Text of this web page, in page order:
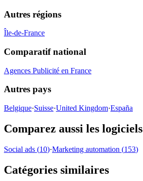
Autres régions
Île-de-France
Comparatif national
Agences Publicité en France
Autres pays
Belgique·Suisse·United Kingdom·España
Comparez aussi les logiciels
Social ads (10)·Marketing automation (153)
Catégories similaires